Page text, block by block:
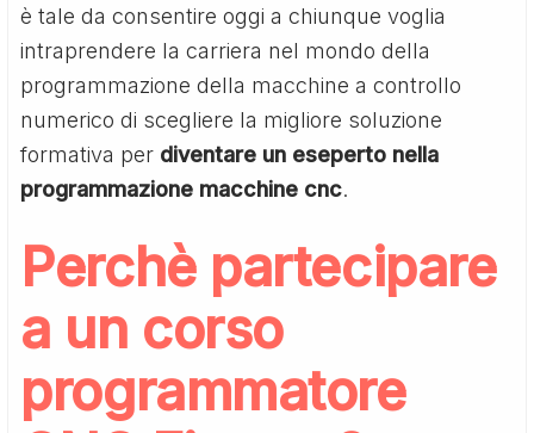
è tale da consentire oggi a chiunque voglia
intraprendere la carriera nel mondo della
programmazione della macchine a controllo
numerico di scegliere la migliore soluzione
formativa per diventare un eseperto nella
programmazione macchine cnc.
Perchè partecipare
a un corso
programmatore